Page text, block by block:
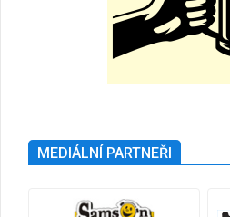
MEDIÁLNÍ PARTNEŘI